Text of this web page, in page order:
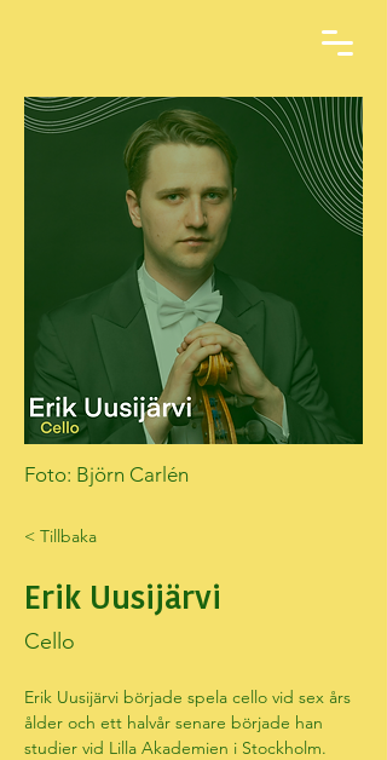
Foto: Björn Carlén
< Tillbaka
Erik Uusijärvi
Cello
Erik Uusijärvi började spela cello vid sex års
ålder och ett halvår senare började han
studier vid Lilla Akademien i Stockholm.